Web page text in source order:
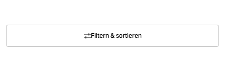
Filtern & sortieren